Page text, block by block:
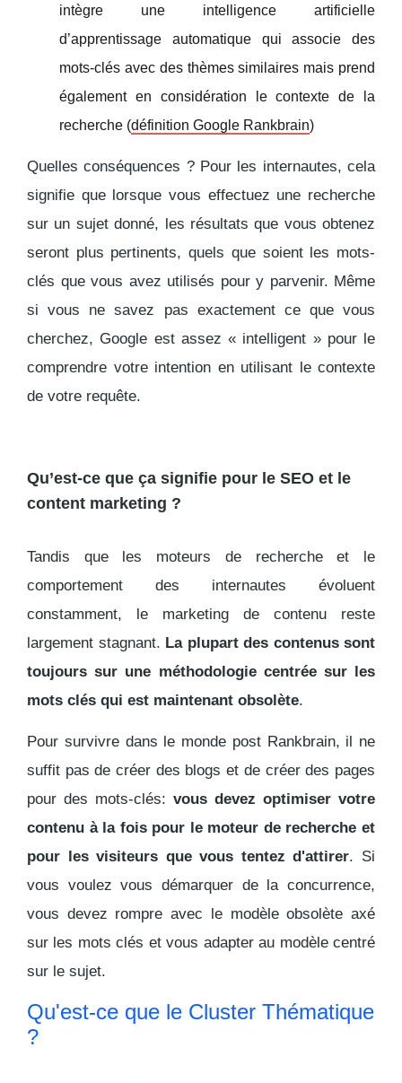
intègre une intelligence artificielle
d’apprentissage automatique qui associe des
mots-clés avec des thèmes similaires mais prend
également en considération le contexte de la
recherche (définition Google Rankbrain)
Quelles conséquences ? Pour les internautes, cela
signifie que lorsque vous effectuez une recherche
sur un sujet donné, les résultats que vous obtenez
seront plus pertinents, quels que soient les mots-
clés que vous avez utilisés pour y parvenir. Même
si vous ne savez pas exactement ce que vous
cherchez, Google est assez « intelligent » pour le
comprendre votre intention en utilisant le contexte
de votre requête.
Qu’est-ce que ça signifie pour le SEO et le
content marketing ?
Tandis que les moteurs de recherche et le
comportement des internautes évoluent
constamment, le marketing de contenu reste
largement stagnant. La plupart des contenus sont
toujours sur une méthodologie centrée sur les
mots clés qui est maintenant obsolète.
Pour survivre dans le monde post Rankbrain, il ne
suffit pas de créer des blogs et de créer des pages
pour des mots-clés: vous devez optimiser votre
contenu à la fois pour le moteur de recherche et
pour les visiteurs que vous tentez d'attirer. Si
vous voulez vous démarquer de la concurrence,
vous devez rompre avec le modèle obsolète axé
sur les mots clés et vous adapter au modèle centré
sur le sujet.
Qu'est-ce que le Cluster Thématique
?